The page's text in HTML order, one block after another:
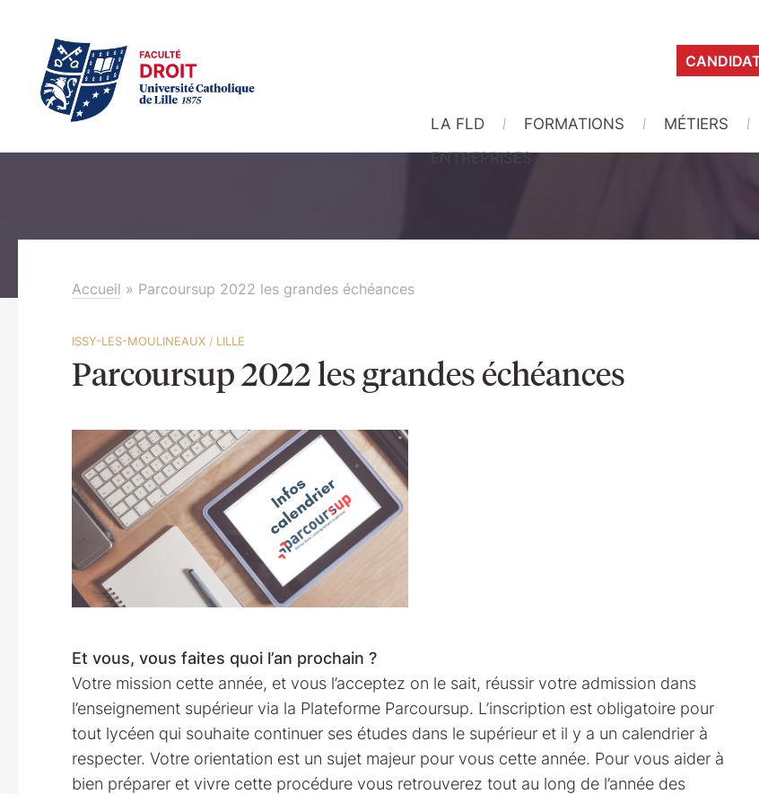
LA FLD FORMATIONS MÉTIERS
ENTREPRISES
Accueil » Parcoursup 2022 les grandes échéances
ISSY-LES-MOULINEAUX/ LILLE
Parcoursup 2022 les grandes échéances
Et vous, vous faites quoi l’an prochain ?
Votre mission cette année, et vous l’acceptez on le sait, réussir votre admission dans
l’enseignement supérieur via la Plateforme Parcoursup. L’inscription est obligatoire pour
tout lycéen qui souhaite continuer ses études dans le supérieur et il y a un calendrier à
respecter. Votre orientation est un sujet majeur pour vous cette année. Pour vous aider à
bien préparer et vivre cette procédure vous retrouverez tout au long de l’année des